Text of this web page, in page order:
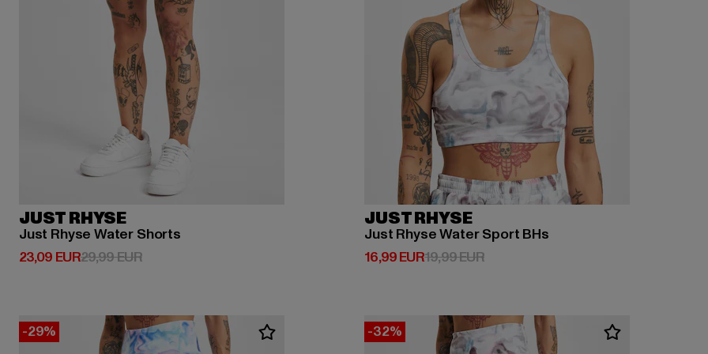
JUST RHYSE
Just Rhyse Water Shorts
23,09 EUR
Derzeitiger Preis: 23,09 EUR
29,99 EURAktionspreis: 29,99 EUR
JUST RHYSE
Just Rhyse Water Sport BHs
16,99 EUR
Derzeitiger Preis: 16,99 EUR
19,99 EURAktionspreis: 19,99 EUR
-29% -32%